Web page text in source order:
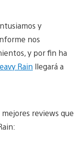
y
nos
y por fin ha
Rain llegará a
reviews que